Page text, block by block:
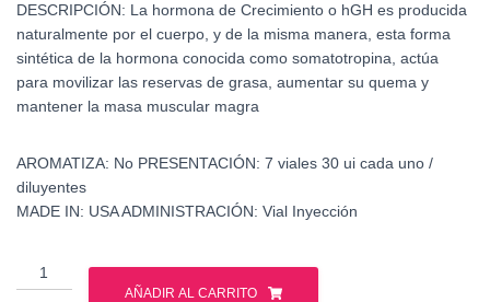
DESCRIPCIÓN: La hormona de Crecimiento o hGH es producida
naturalmente por el cuerpo, y de la misma manera, esta forma
sintética de la hormona conocida como somatotropina, actúa
para movilizar las reservas de grasa, aumentar su quema y
mantener la masa muscular magra
AROMATIZA: No PRESENTACIÓN: 7 viales 30 ui cada uno /
diluyentes
MADE IN: USAADMINISTRACIÓN: Vial Inyección
Gentropin
210
AÑADIR AL CARRITO